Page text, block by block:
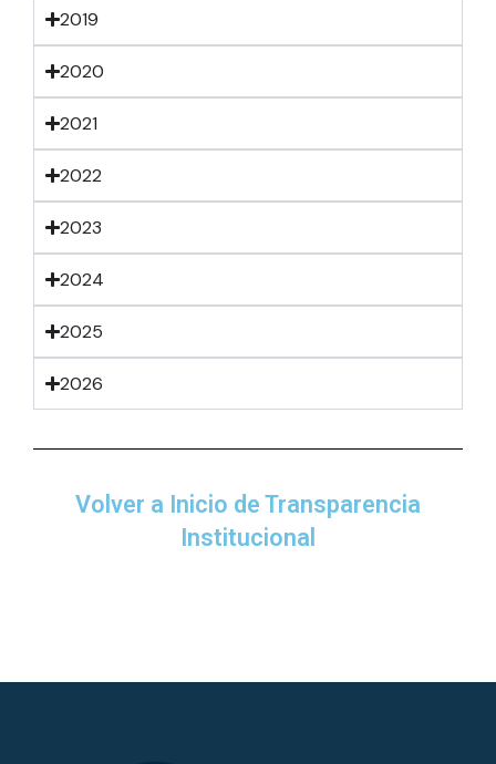
2019
2020
2021
2022
2023
2024
2025
2026
Volver a Inicio de Transparencia
Institucional